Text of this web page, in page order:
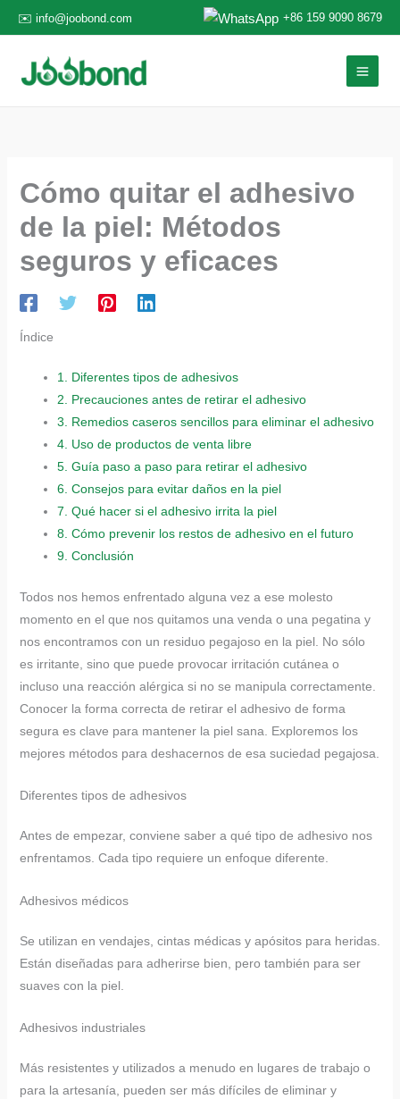
al
contenido
✉️ info@joobond.com +86 159 9090 8679
Cómo quitar el adhesivo
de la piel: Métodos
seguros y eficaces
Índice
1. Diferentes tipos de adhesivos
2. Precauciones antes de retirar el adhesivo
3. Remedios caseros sencillos para eliminar el adhesivo
4. Uso de productos de venta libre
5. Guía paso a paso para retirar el adhesivo
6. Consejos para evitar daños en la piel
7. Qué hacer si el adhesivo irrita la piel
8. Cómo prevenir los restos de adhesivo en el futuro
9. Conclusión
Todos nos hemos enfrentado alguna vez a ese molesto
momento en el que nos quitamos una venda o una pegatina y
nos encontramos con un residuo pegajoso en la piel. No sólo
es irritante, sino que puede provocar irritación cutánea o
incluso una reacción alérgica si no se manipula correctamente.
Conocer la forma correcta de retirar el adhesivo de forma
segura es clave para mantener la piel sana. Exploremos los
mejores métodos para deshacernos de esa suciedad pegajosa.
Diferentes tipos de adhesivos
Antes de empezar, conviene saber a qué tipo de adhesivo nos
enfrentamos. Cada tipo requiere un enfoque diferente.
Adhesivos médicos
Se utilizan en vendajes, cintas médicas y apósitos para heridas.
Están diseñadas para adherirse bien, pero también para ser
suaves con la piel.
Adhesivos industriales
Más resistentes y utilizados a menudo en lugares de trabajo o
para la artesanía, pueden ser más difíciles de eliminar y